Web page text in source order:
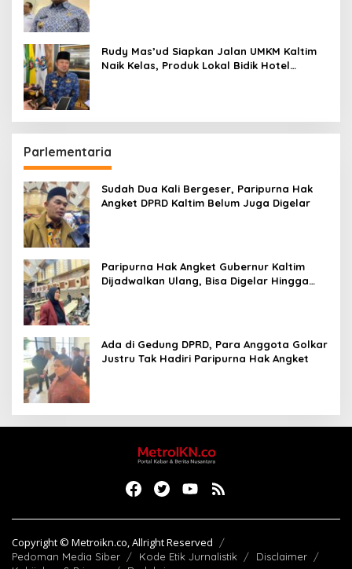
Rudy Mas’ud Siapkan Jalan UMKM Kaltim
Naik Kelas, Produk Lokal Bidik Hotel
Parlementaria
Sudah Dua Kali Bergeser, Paripurna Hak
Angket DPRD Kaltim Belum Juga Digelar
Paripurna Hak Angket Gubernur Kaltim
Dijadwalkan Ulang, Bisa Digelar Hingga
Ada di Gedung DPRD, Para Anggota Golkar
Justru Tak Hadiri Paripurna Hak Angket
Copyright © Metroikn.co, Allright Reserved
Pedoman Media Siber Kode Etik Jurnalistik
Disclaimer